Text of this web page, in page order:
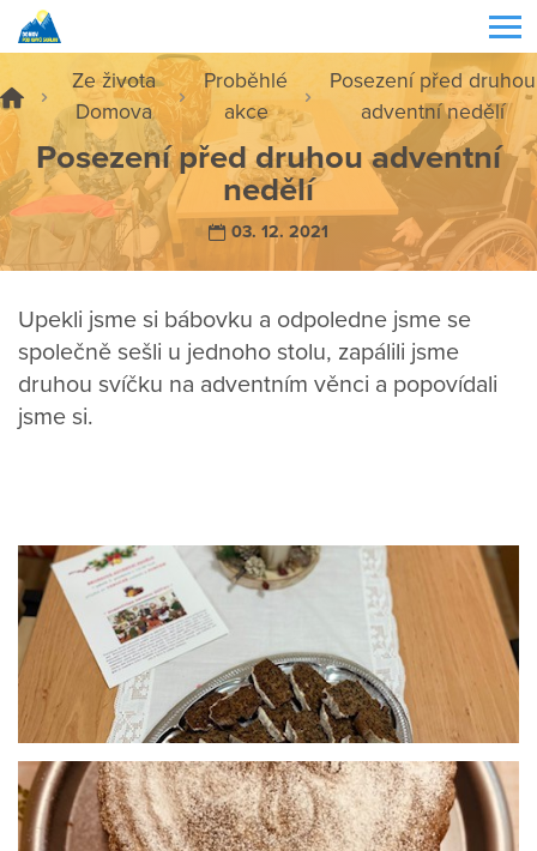
Ze života
Domova
Proběhlé
akce
Posezení před druhou
adventní nedělí
Posezení před druhou adventní
nedělí
03. 12. 2021
Upekli jsme si bábovku a odpoledne jsme se
společně sešli u jednoho stolu, zapálili jsme
druhou svíčku na adventním věnci a popovídali
jsme si.